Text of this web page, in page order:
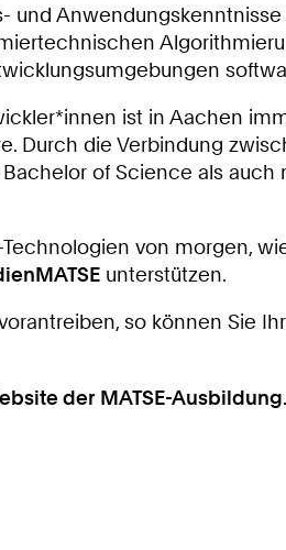
2
3
2
und
ist in Aachen
Durch die Verbindung
of Science als auch
von morgen,
unterstützen.
so können Sie
der MATSE-Ausbildung.